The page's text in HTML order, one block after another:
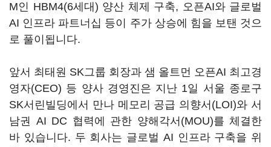
M인 HBM4(6세대) 양산 체제 구축, 오픈AI와 글로벌
AI 인프라 파트너십 등이 주가 상승에 힘을 보탠 것으
로 풀이됩니다.
앞서 최태원 SK그룹 회장과 샘 올트먼 오픈AI 최고경
영자(CEO) 등 양사 경영진은 지난 1일 서울 종로구
SK서린빌딩에서 만나 메모리 공급 의향서(LOI)와 서
남권 AI DC 협력에 관한 양해각서(MOU)를 체결한
바 있습니다. 두 회사는 글로벌 AI 인프라 구축을 위